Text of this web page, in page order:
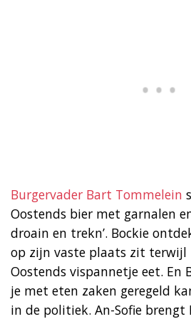
Burgervader Bart Tommelein
Oostends bier met garnalen
droain en trekn’. Bockie
op zijn vaste plaats zit terwijl
Oostends vispannetje eet. En
je met eten zaken geregeld
in de politiek. An-Sofie brengt